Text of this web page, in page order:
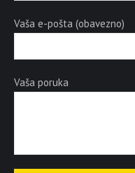
Vaša e-pošta (obavezno)
Vaša poruka